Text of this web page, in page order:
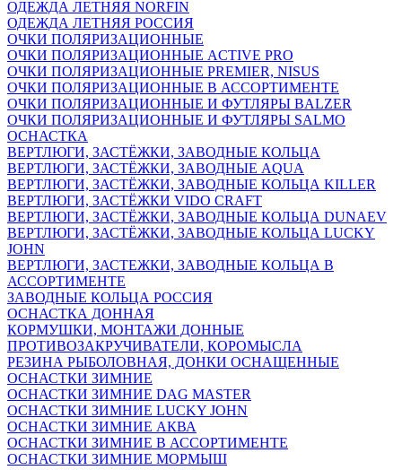
ОДЕЖДА ЛЕТНЯЯ NORFIN
ОДЕЖДА ЛЕТНЯЯ РОССИЯ
ОЧКИ ПОЛЯРИЗАЦИОННЫЕ
ОЧКИ ПОЛЯРИЗАЦИОННЫЕ ACTIVE PRO
ОЧКИ ПОЛЯРИЗАЦИОННЫЕ PREMIER, NISUS
ОЧКИ ПОЛЯРИЗАЦИОННЫЕ В АССОРТИМЕНТЕ
ОЧКИ ПОЛЯРИЗАЦИОННЫЕ И ФУТЛЯРЫ BALZER
ОЧКИ ПОЛЯРИЗАЦИОННЫЕ И ФУТЛЯРЫ SALMO
ОСНАСТКА
ВЕРТЛЮГИ, ЗАСТЁЖКИ, ЗАВОДНЫЕ КОЛЬЦА
ВЕРТЛЮГИ, ЗАСТЁЖКИ, ЗАВОДНЫЕ AQUA
ВЕРТЛЮГИ, ЗАСТЁЖКИ, ЗАВОДНЫЕ КОЛЬЦА KILLER
ВЕРТЛЮГИ, ЗАСТЁЖКИ VIDO CRAFT
ВЕРТЛЮГИ, ЗАСТЁЖКИ, ЗАВОДНЫЕ КОЛЬЦА DUNAEV
ВЕРТЛЮГИ, ЗАСТЁЖКИ, ЗАВОДНЫЕ КОЛЬЦА LUCKY
JOHN
ВЕРТЛЮГИ, ЗАСТЕЖКИ, ЗАВОДНЫЕ КОЛЬЦА В
АССОРТИМЕНТЕ
ЗАВОДНЫЕ КОЛЬЦА РОССИЯ
ОСНАСТКА ДОННАЯ
КОРМУШКИ, МОНТАЖИ ДОННЫЕ
ПРОТИВОЗАКРУЧИВАТЕЛИ, КОРОМЫСЛА
РЕЗИНА РЫБОЛОВНАЯ, ДОНКИ ОСНАЩЕННЫЕ
ОСНАСТКИ ЗИМНИЕ
ОСНАСТКИ ЗИМНИЕ DAG MASTER
ОСНАСТКИ ЗИМНИЕ LUCKY JOHN
ОСНАСТКИ ЗИМНИЕ АКВА
ОСНАСТКИ ЗИМНИЕ В АССОРТИМЕНТЕ
ОСНАСТКИ ЗИМНИЕ МОРМЫШ